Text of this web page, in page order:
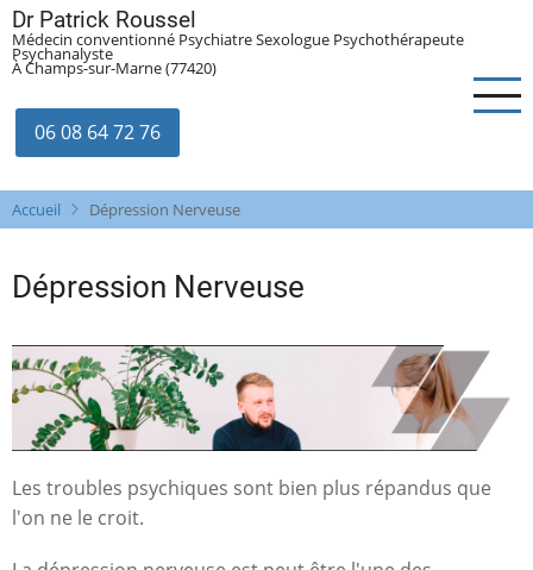
Aller
au
contenu
principal
Dr Patrick Roussel
Médecin conventionné Psychiatre Sexologue Psychothérapeute
Psychanalyste
À Champs-sur-Marne (77420)
06 08 64 72 76
Accueil Dépression Nerveuse
Dépression Nerveuse
Les troubles psychiques sont bien plus répandus que
l'on ne le croit.